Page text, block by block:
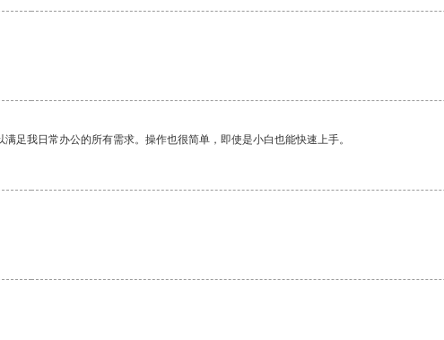
足我日常办公的所有需求。操作也很简单，即使是小白也能快速上手。